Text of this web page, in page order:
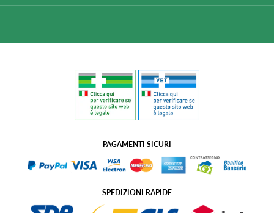
PAGAMENTI SICURI
SPEDIZIONI RAPIDE